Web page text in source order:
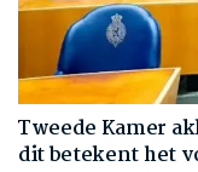
Tweede Kamer
dit betekent het